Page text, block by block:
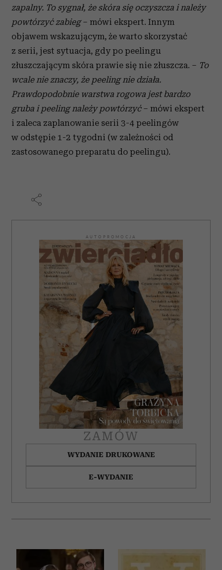
Wykorzystujemy pliki cookie do spersonalizowania treści
i reklam, aby oferować funkcje społecznościowe i
analizować ruch w naszej witrynie. Informacje o tym, jak
korzystasz z naszej witryny, udostępniamy partnerom
społecznościowym, reklamowym i analitycznym.
Partnerzy mogą połączyć te informacje z innymi danymi
otrzymanymi od Ciebie lub uzyskanymi podczas
zapalny. To sygnał, że skóra się oczyszcza i należy
powtórzyć zabieg– mówi ekspert. Innym
objawem wskazującym, że warto skorzystać
z serii, jest sytuacja, gdy po peelingu
złuszczającym skóra prawie się nie złuszcza. – To
wcale nie znaczy, że peeling nie działa.
Prawdopodobnie warstwa rogowa jest bardzo
gruba i peeling należy powtórzyć– mówi ekspert
i zaleca zaplanowanie serii 3-4 peelingów
w odstępie 1-2 tygodni (w zależności od
zastosowanego preparatu do peelingu).
AUTOPROMOCJA
ZAMÓW
WYDANIE DRUKOWANE
E-WYDANIE